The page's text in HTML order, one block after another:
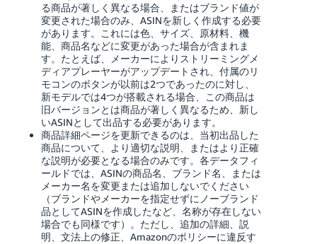
る商品が著しく異なる場合、またはブランド値が
変更された場合のみ、ASINを新しく作成する必要
があります。これには色、サイズ、原材料、機
能、商品名などに変更があった場合が含まれま
す。たとえば、メーカーによりストリーミングメ
ディアプレーヤーがアップデートされ、付属のリ
モコンのボタンが以前は2つであったのに対し、
新モデルでは4つが搭載される場合、この商品は
旧バージョンとは商品が著しく異なるため、新し
いASINとして出品する必要があります。
商品詳細ページを更新できるのは、当初出品した
商品について、より適切な説明、またはより正確
な説明が必要となる場合のみです。各データフィ
ールドでは、ASINの商品名、ブランド名、または
メーカー名を変更または追加しないでください
（ブランドやメーカーを指定せずにノーブランド
品としてASINを作成したなど、名称が存在しない
場合でも同様です）。ただし、追加の詳細、説
明、文法上の修正、Amazonのポリシーに違反す